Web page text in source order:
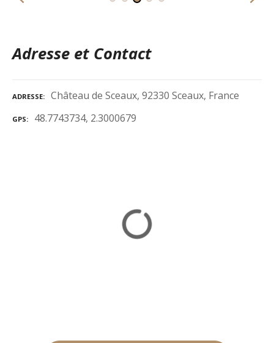
Adresse et Contact
ADRESSE Château de Sceaux, 92330 Sceaux, France
GPS 48.7743734, 2.3000679